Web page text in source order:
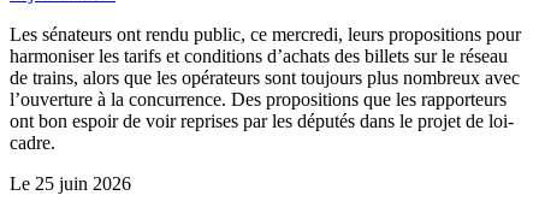
Les sénateurs ont rendu public, ce mercredi, leurs propositions pour
harmoniser les tarifs et conditions d’achats des billets sur le réseau
de trains, alors que les opérateurs sont toujours plus nombreux avec
l’ouverture à la concurrence. Des propositions que les rapporteurs
ont bon espoir de voir reprises par les députés dans le projet de loi-
cadre.
Le 25 juin 2026